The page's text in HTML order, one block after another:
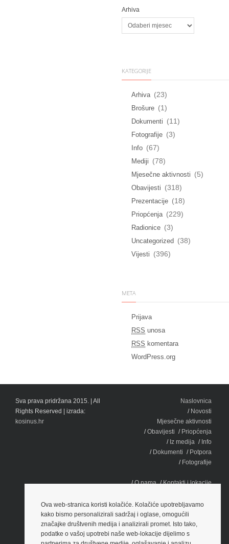
Ova web-stranica koristi kolačiće. Kolačiće upotrebljavamo
kako bismo personalizirali sadržaj i oglase, omogućili
značajke društvenih medija i analizirali promet. Isto tako,
podatke o vašoj upotrebi naše web-lokacije dijelimo s
Arhiva
KATEGORIJE
Arhiva (23)
Brošure (1)
Dokumenti (11)
Fotografije (3)
Info (67)
Mediji (78)
Mjesečne aktivnosti (5)
Obavijesti (318)
Prezentacije (18)
Priopćenja (229)
Radionice (3)
Uncategorized (38)
Vijesti (396)
META
Prijava
RSS unosa
RSS komentara
WordPress.org
Sva prava pridržana 2015. | All
Rights Reserved | izrada:
kosinus.hr
Naslovnica
Novosti
Mjesečne aktivnosti
Obavijesti
Priopćenja
Iz medija
Info
Dokumenti
Potpora
Fotografije
O nama
Kontakti i lokacije
PREGLED PRAKSE
SUDA EU
Prezentacije
Brošure